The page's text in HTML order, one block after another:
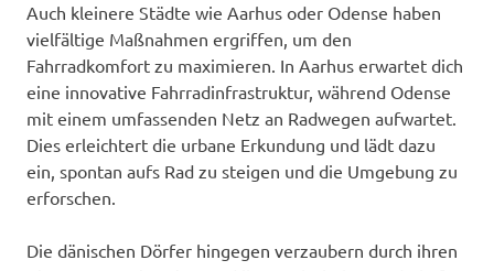
Auch kleinere Städte wie Aarhus oder Odense haben
vielfältige Maßnahmen ergriffen, um den
Fahrradkomfort zu maximieren. In Aarhus erwartet dich
eine innovative Fahrradinfrastruktur, während Odense
mit einem umfassenden Netz an Radwegen aufwartet.
Dies erleichtert die urbane Erkundung und lädt dazu
ein, spontan aufs Rad zu steigen und die Umgebung zu
erforschen.
Die dänischen Dörfer hingegen verzaubern durch ihren